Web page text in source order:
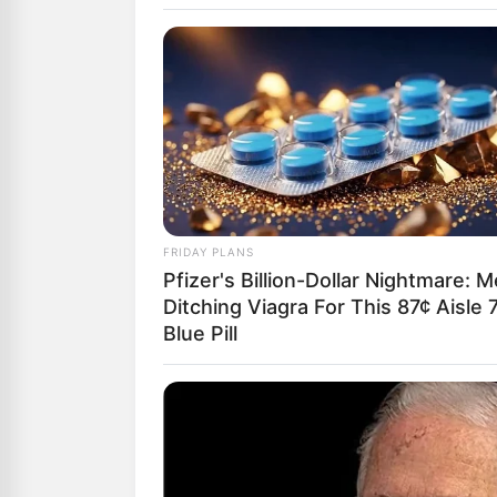
Αγαπητοί
μπορούμε να
Υποστήριξέ
“DONATE”
ΙΣΤΟΡΙΑ ΠΑΙΔΕΙΑ
ΑπόΝΙΚΟΛΑΟΣ
FRIDAY PLANS
Pfizer's Billion-Dollar Nightmare:
Ditching Viagra For This 87¢ Aisle
Blue Pill